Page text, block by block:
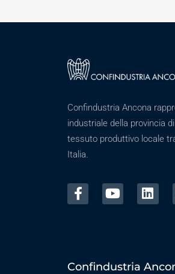
Confindustria Ancona
industriale della provincia
tessuto produttivo locale
Italia.
Confindustria